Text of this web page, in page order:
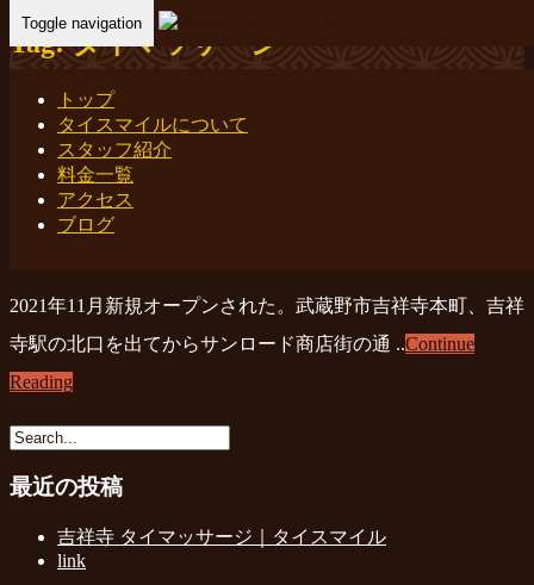
Toggle navigation
トップ
タイスマイルについて
スタッフ紹介
料金一覧
アクセス
ブログ
Tag: タイマッサージ
Home - タイマッサージ
吉祥寺 タイマッサージ｜タイスマイル
tkichi
2021年10月28日
2021年11月新規オープンされた。武蔵野市吉祥寺本町、吉祥
寺駅の北口を出てからサンロード商店街の通 ..Continue
Reading
最近の投稿
吉祥寺 タイマッサージ｜タイスマイル
link